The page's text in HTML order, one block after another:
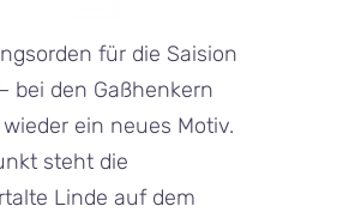
für die Saision
bei den Gaßhenkern
ein neues Motiv.
steht die
Linde auf dem